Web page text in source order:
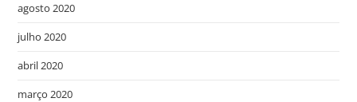
agosto 2020
julho 2020
abril 2020
março 2020